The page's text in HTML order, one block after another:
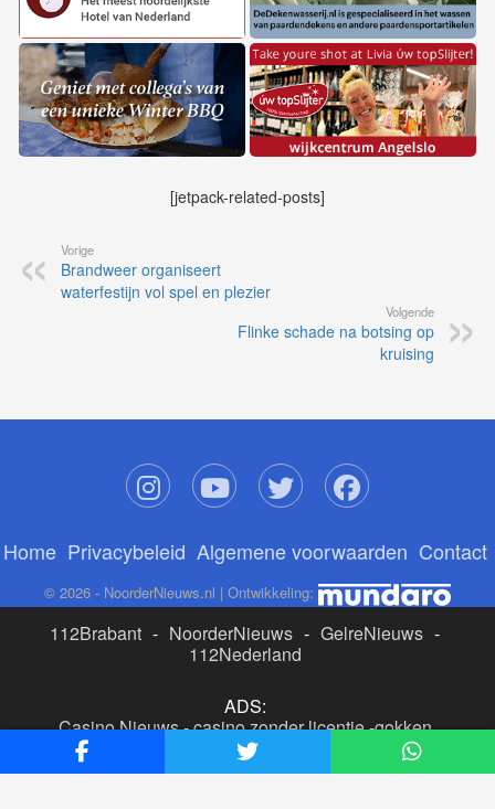
[jetpack-related-posts]
Vorige
Brandweer organiseert
waterfestijn vol spel en plezier
Volgende
Flinke schade na botsing op
kruising
Home Privacybeleid Algemene voorwaarden Contact
© 2026 - NoorderNieuws.nl | Ontwikkeling:
112Brabant - NoorderNieuws - GelreNieuws -
112Nederland
ADS:
Casino Nieuws-casino zonder licentie-gokken
buitenlandse site
beste online casino nederland